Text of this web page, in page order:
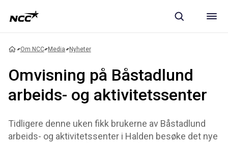
Om NCC Media Nyheter
Omvisning på Båstadlund
arbeids- og aktivitetssenter
Tidligere denne uken fikk brukerne av Båstadlund
arbeids- og aktivitetssenter i Halden besøke det nye